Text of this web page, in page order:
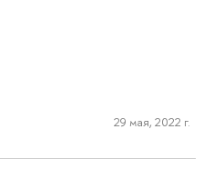
29 мая, 2022 г.